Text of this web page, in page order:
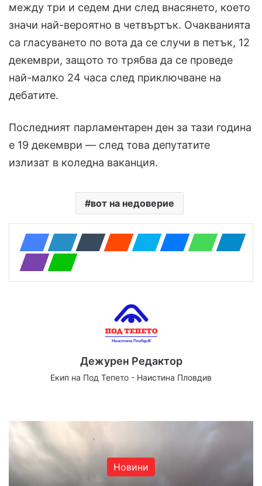
между три и седем дни след внасянето, което
значи най-вероятно в четвъртък. Очакванията
са гласуването по вота да се случи в петък, 12
декември, защото то трябва да се проведе
най-малко 24 часа след приключване на
дебатите.
Последният парламентарен ден за тази година
е 19 декември — след това депутатите
излизат в коледна ваканция.
вот на недоверие
Дежурен Редактор
Екип на Под Тепето - Наистина Пловдив
Новини